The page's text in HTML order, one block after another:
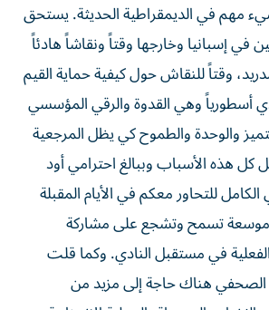
مهم في الديمقراطية الحديثة. يستحق
في إسبانيا وخارجها وقتاً ونقاشاً هادئاً
وقتاً للنقاش حول كيفية حماية القيم
أسطورياً وهي القدوة والرقي المؤسسي
والوحدة والطموح كي يظل المرجعية
كل هذه الأسباب وببالغ احترامي أود
للتحاور معكم في الأيام المقبلة
موسعة تسمح وتشجع على مشاركة
في مستقبل النادي. وكما قلت
هناك حاجة إلى مزيد من